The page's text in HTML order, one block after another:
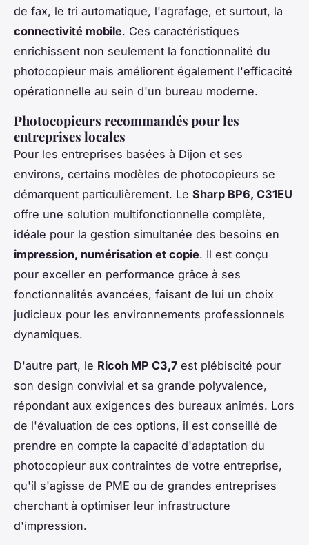
de fax, le tri automatique, l'agrafage, et surtout, la
connectivité mobile. Ces caractéristiques
enrichissent non seulement la fonctionnalité du
photocopieur mais améliorent également l'efficacité
opérationnelle au sein d'un bureau moderne.
Photocopieurs recommandés pour les
entreprises locales
Pour les entreprises basées à Dijon et ses
environs, certains modèles de photocopieurs se
démarquent particulièrement. Le Sharp BP6, C31EU
offre une solution multifonctionnelle complète,
idéale pour la gestion simultanée des besoins en
impression, numérisation et copie. Il est conçu
pour exceller en performance grâce à ses
fonctionnalités avancées, faisant de lui un choix
judicieux pour les environnements professionnels
dynamiques.
D'autre part, le Ricoh MP C3,7 est plébiscité pour
son design convivial et sa grande polyvalence,
répondant aux exigences des bureaux animés. Lors
de l'évaluation de ces options, il est conseillé de
prendre en compte la capacité d'adaptation du
photocopieur aux contraintes de votre entreprise,
qu'il s'agisse de PME ou de grandes entreprises
cherchant à optimiser leur infrastructure
d'impression.